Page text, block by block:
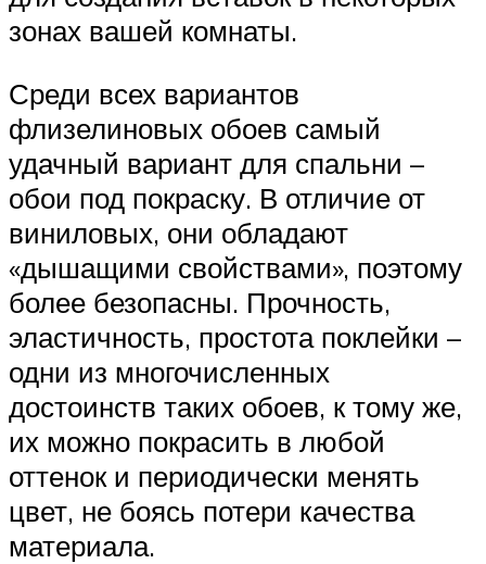
зонах вашей комнаты.
Среди всех вариантов
флизелиновых обоев самый
удачный вариант для спальни –
обои под покраску. В отличие от
виниловых, они обладают
«дышащими свойствами», поэтому
более безопасны. Прочность,
эластичность, простота поклейки –
одни из многочисленных
достоинств таких обоев, к тому же,
их можно покрасить в любой
оттенок и периодически менять
цвет, не боясь потери качества
материала.